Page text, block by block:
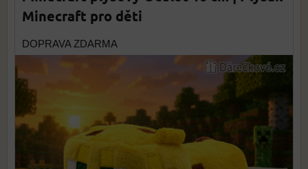
Minecraft pro děti
DOPRAVA ZDARMA